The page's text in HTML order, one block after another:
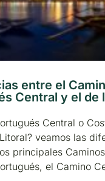
entre el
Central y el de
Central o
veamos las
principales
el Camino